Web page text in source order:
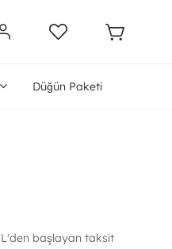
Düğün Paketi
başlayan taksit